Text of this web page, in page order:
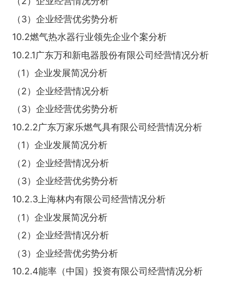
（3）企业经营优劣势分析
10.2燃气热水器行业领先企业个案分析
10.2.1广东万和新电器股份有限公司经营情况分析
（1）企业发展简况分析
（2）企业经营情况分析
（3）企业经营优劣势分析
10.2.2广东万家乐燃气具有限公司经营情况分析
（1）企业发展简况分析
（2）企业经营情况分析
（3）企业经营优劣势分析
10.2.3上海林内有限公司经营情况分析
（1）企业发展简况分析
（2）企业经营情况分析
（3）企业经营优劣势分析
10.2.4能率（中国）投资有限公司经营情况分析